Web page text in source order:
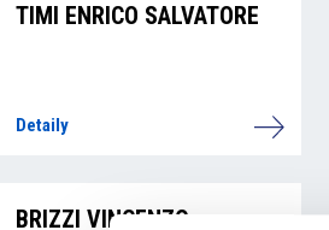
TIMI ENRICO SALVATORE
Detaily
BRIZZI VINCENZO